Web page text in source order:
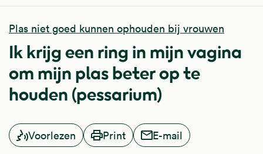
Plas niet goed kunnen ophouden bij vrouwen
Ik krijg een ring in mijn vagina
om mijn plas beter op te
houden (pessarium)
Voorlezen Print E-mail